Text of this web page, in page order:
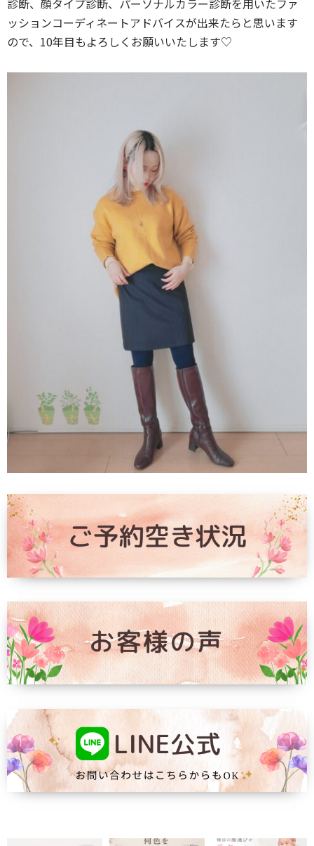
ッションコーディネートアドバイスが出来たらと思います
ので、10年目もよろしくお願いいたします♡